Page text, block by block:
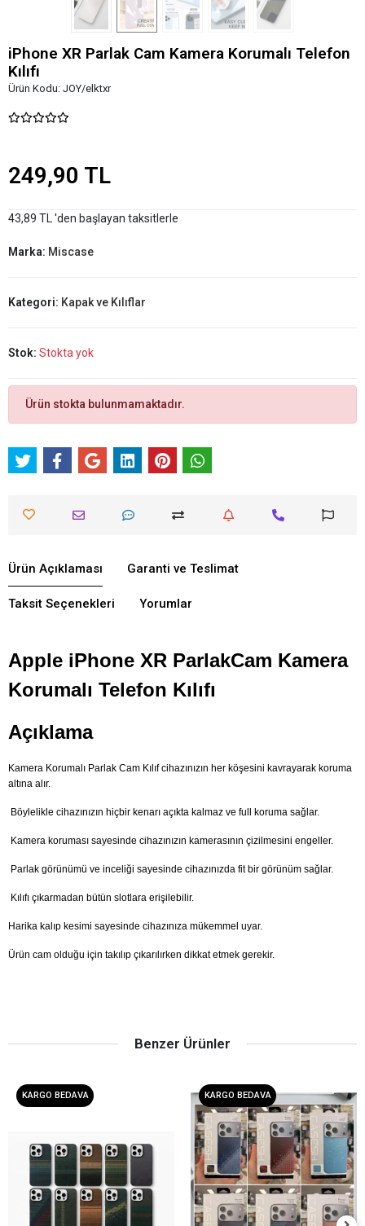
iPhone XR Parlak Cam Kamera Korumalı Telefon
Kılıfı
Ürün Kodu: JOY/elktxr
249,90 TL
43,89 TL 'den başlayan taksitlerle
Marka: Miscase
Kategori: Kapak ve Kılıflar
Stok: Stokta yok
Ürün stokta bulunmamaktadır.
Ürün Açıklaması Garanti ve Teslimat
Taksit Seçenekleri Yorumlar
Apple iPhone XR ParlakCam Kamera
Korumalı Telefon Kılıfı
Açıklama
Kamera Korumalı Parlak Cam Kılıf cihazınızın her köşesini kavrayarak koruma
altına alır.
Böylelikle cihazınızın hiçbir kenarı açıkta kalmaz ve full koruma sağlar.
Kamera koruması sayesinde cihazınızın kamerasının çizilmesini engeller.
Parlak görünümü ve inceliği sayesinde cihazınızda fit bir görünüm sağlar.
Kılıfı çıkarmadan bütün slotlara erişilebilir.
Harika kalıp kesimi sayesinde cihazınıza mükemmel uyar.
Ürün cam olduğu için takılıp çıkarılırken dikkat etmek gerekir.
Benzer Ürünler
KARGO BEDAVA KARGO BEDAVA